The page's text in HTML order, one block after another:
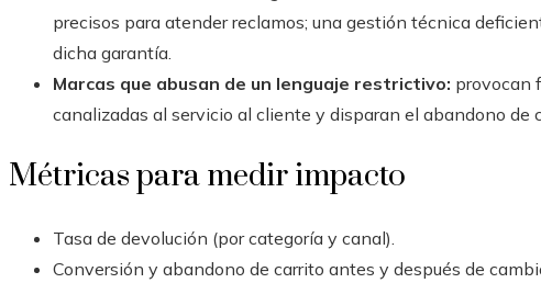
precisos para atender reclamos; una gestión técnica
dicha garantía.
Marcas que abusan de un lenguaje restrictivo: provocan
canalizadas al servicio al cliente y disparan el abandono de
Métricas para medir impacto
Tasa de devolución (por categoría y canal).
Conversión y abandono de carrito antes y después de